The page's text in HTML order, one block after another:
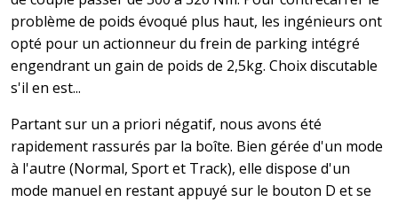
problème de poids évoqué plus haut, les ingénieurs ont
opté pour un actionneur du frein de parking intégré
engendrant un gain de poids de 2,5kg. Choix discutable
s'il en est...
Partant sur un a priori négatif, nous avons été
rapidement rassurés par la boîte. Bien gérée d'un mode
à l'autre (Normal, Sport et Track), elle dispose d'un
mode manuel en restant appuyé sur le bouton D et se